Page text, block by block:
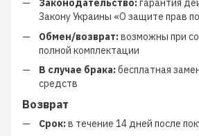
Законодательство:гарантия
Закону Украины «О защите прав
Обмен/возврат:возможны при
полной комплектации
В случае брака:бесплатная
средств
Возврат
Срок:в течение 14 дней после